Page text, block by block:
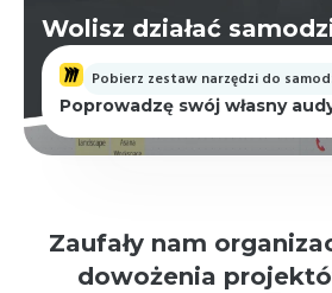
Wolisz działać
Pobierz zestaw narzędzi do
Poprowadzę swój własny
Zaufały nam
dowożenia